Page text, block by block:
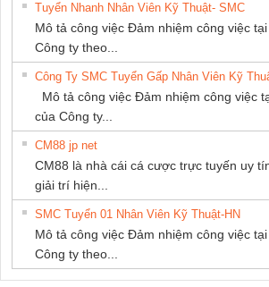
Tuyển Nhanh Nhân Viên Kỹ Thuật- SMC
Mô tả công việc Đảm nhiệm công việc
Công ty theo...
Công Ty SMC Tuyển Gấp Nhân Viên Kỹ
Mô tả công việc Đảm nhiệm công việc
của Công ty...
CM88 jp net
CM88 là nhà cái cá cược trực tuyến uy
giải trí hiện...
SMC Tuyển 01 Nhân Viên Kỹ Thuật-HN
Mô tả công việc Đảm nhiệm công việc
Công ty theo...